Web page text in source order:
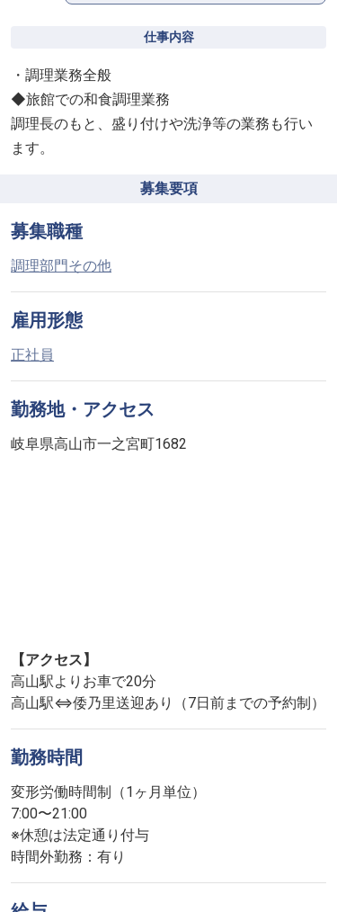
仕事内容
・調理業務全般
◆旅館での和食調理業務
調理長のもと、盛り付けや洗浄等の業務も行い
ます。
募集要項
募集職種
調理部門その他
雇用形態
正社員
勤務地・アクセス
岐阜県高山市一之宮町1682
【アクセス】
高山駅よりお車で20分
高山駅⇔倭乃里送迎あり（7日前までの予約制）
勤務時間
変形労働時間制（1ヶ月単位）
7:00〜21:00
※休憩は法定通り付与
時間外勤務：有り